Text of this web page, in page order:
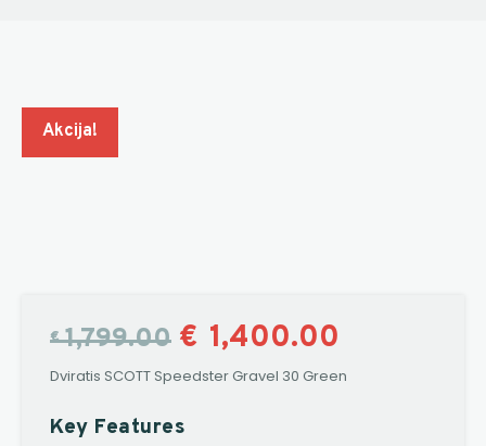
Akcija!
€ 1,799.00 € 1,400.00
Dviratis SCOTT Speedster Gravel 30 Green
Key Features